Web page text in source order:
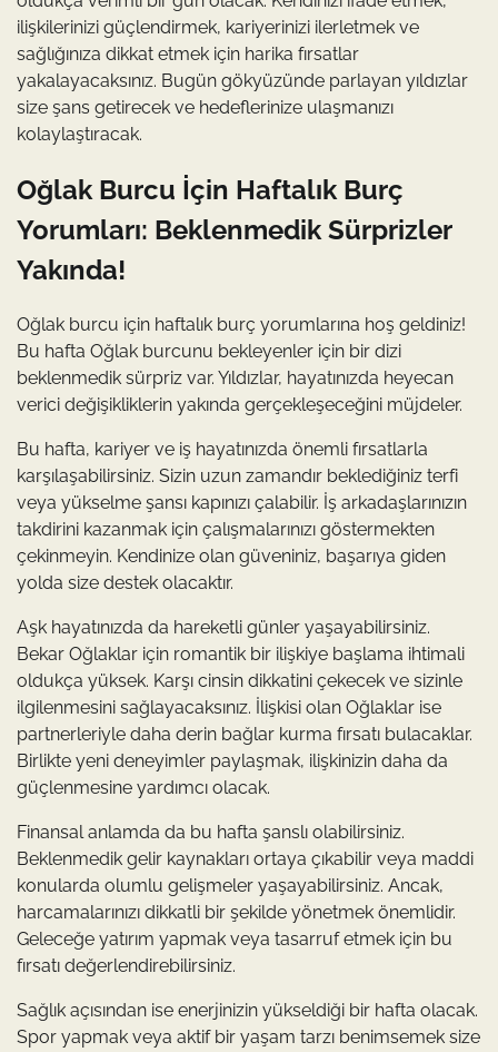
ilişkilerinizi güçlendirmek, kariyerinizi ilerletmek ve
sağlığınıza dikkat etmek için harika fırsatlar
yakalayacaksınız. Bugün gökyüzünde parlayan yıldızlar
size şans getirecek ve hedeflerinize ulaşmanızı
kolaylaştıracak.
Oğlak Burcu İçin Haftalık Burç
Yorumları: Beklenmedik Sürprizler
Yakında!
Oğlak burcu için haftalık burç yorumlarına hoş geldiniz!
Bu hafta Oğlak burcunu bekleyenler için bir dizi
beklenmedik sürpriz var. Yıldızlar, hayatınızda heyecan
verici değişikliklerin yakında gerçekleşeceğini müjdeler.
Bu hafta, kariyer ve iş hayatınızda önemli fırsatlarla
karşılaşabilirsiniz. Sizin uzun zamandır beklediğiniz terfi
veya yükselme şansı kapınızı çalabilir. İş arkadaşlarınızın
takdirini kazanmak için çalışmalarınızı göstermekten
çekinmeyin. Kendinize olan güveniniz, başarıya giden
yolda size destek olacaktır.
Aşk hayatınızda da hareketli günler yaşayabilirsiniz.
Bekar Oğlaklar için romantik bir ilişkiye başlama ihtimali
oldukça yüksek. Karşı cinsin dikkatini çekecek ve sizinle
ilgilenmesini sağlayacaksınız. İlişkisi olan Oğlaklar ise
partnerleriyle daha derin bağlar kurma fırsatı bulacaklar.
Birlikte yeni deneyimler paylaşmak, ilişkinizin daha da
güçlenmesine yardımcı olacak.
Finansal anlamda da bu hafta şanslı olabilirsiniz.
Beklenmedik gelir kaynakları ortaya çıkabilir veya maddi
konularda olumlu gelişmeler yaşayabilirsiniz. Ancak,
harcamalarınızı dikkatli bir şekilde yönetmek önemlidir.
Geleceğe yatırım yapmak veya tasarruf etmek için bu
fırsatı değerlendirebilirsiniz.
Sağlık açısından ise enerjinizin yükseldiği bir hafta olacak.
Spor yapmak veya aktif bir yaşam tarzı benimsemek size